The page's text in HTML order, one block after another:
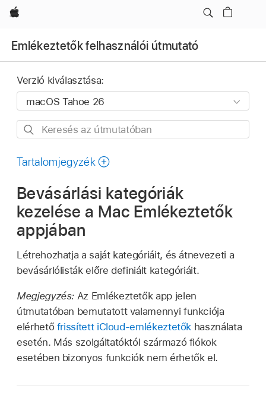
Apple
Emlékeztetők felhasználói útmutató
Verzió kiválasztása:
Keresés
útmutatóban
Tartalomjegyzék
Bevásárlási kategóriák
kezelése a Mac Emlékeztetők
appjában
Létrehozhatja a saját kategóriáit, és átnevezeti a
bevásárlólisták előre definiált kategóriáit.
Megjegyzés: Az Emlékeztetők app jelen
útmutatóban bemutatott valamennyi funkciója
elérhető frissített iCloud-emlékeztetők használata
esetén. Más szolgáltatóktól származó fiókok
esetében bizonyos funkciók nem érhetők el.